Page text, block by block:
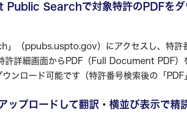
Searchで対象特許のPDFをダ
（ppubs.uspto.gov）にアクセスし、特許
許詳細画面からPDF（Full Document PDF）
ンロード可能です（特許番号検索後の「PDF
プロードして翻訳・横並び表示で精